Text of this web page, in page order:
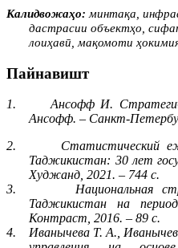
Калидвожаҳо: минтақа,
дастрасии объектҳо,
лоиҳавӣ, мақомоти
Пайнавишт
1.
Ансофф И.
Ансофф. – Санкт-
2.
Статистический
Таджикистан: 30 лет
Худжанд, 2021. – 744 с.
3.
Национальная
Таджикистан на
Контраст, 2016. – 89 с.
4.
Иванычева Т. А.,